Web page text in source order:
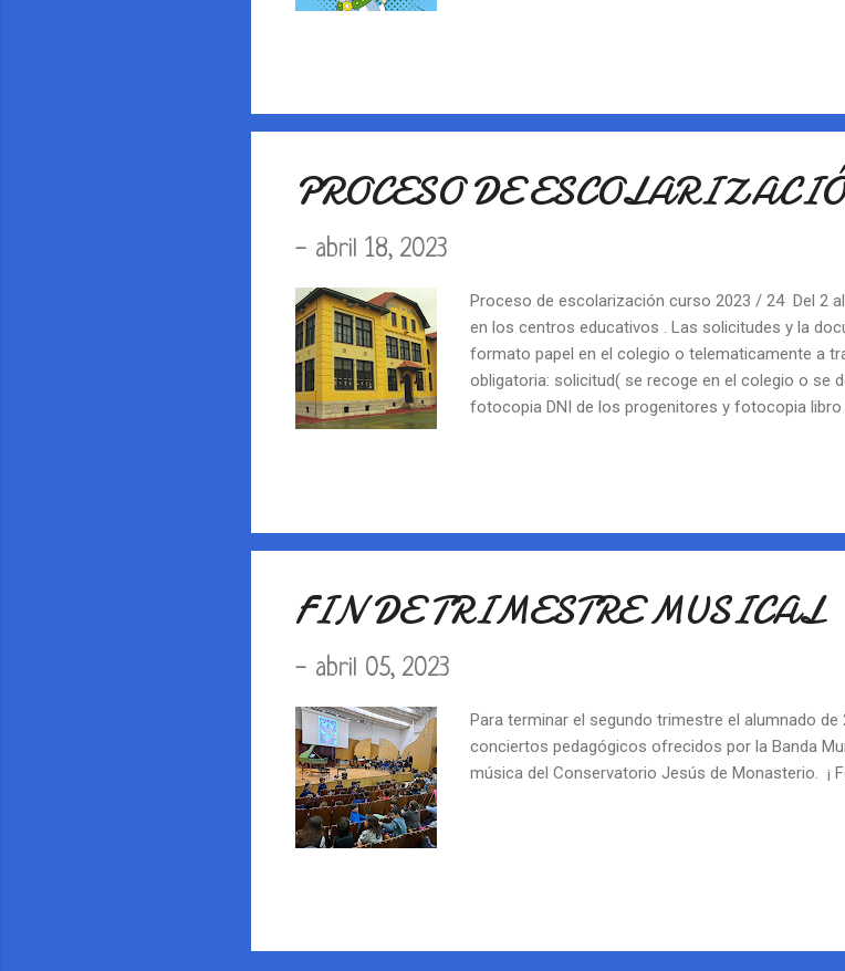
PROCESO DE
- abril 18, 2023
Proceso de escolarización curso 2023 / 24 Del 2
en los centros educativos . Las solicitudes y la
formato papel en el colegio o telematicamente a
obligatoria: solicitud( se recoge en el colegio o se
fotocopia DNI de los progenitores y fotocopia
entrega solo en el que se pone el primero.
baremo se puede consultar en la página web de
FIN DE TRIMESTRE MUSICAL
- abril 05, 2023
Para terminar el segundo trimestre el alumnado de
conciertos pedagógicos ofrecidos por la Banda
música del Conservatorio Jesús de Monasterio. ¡